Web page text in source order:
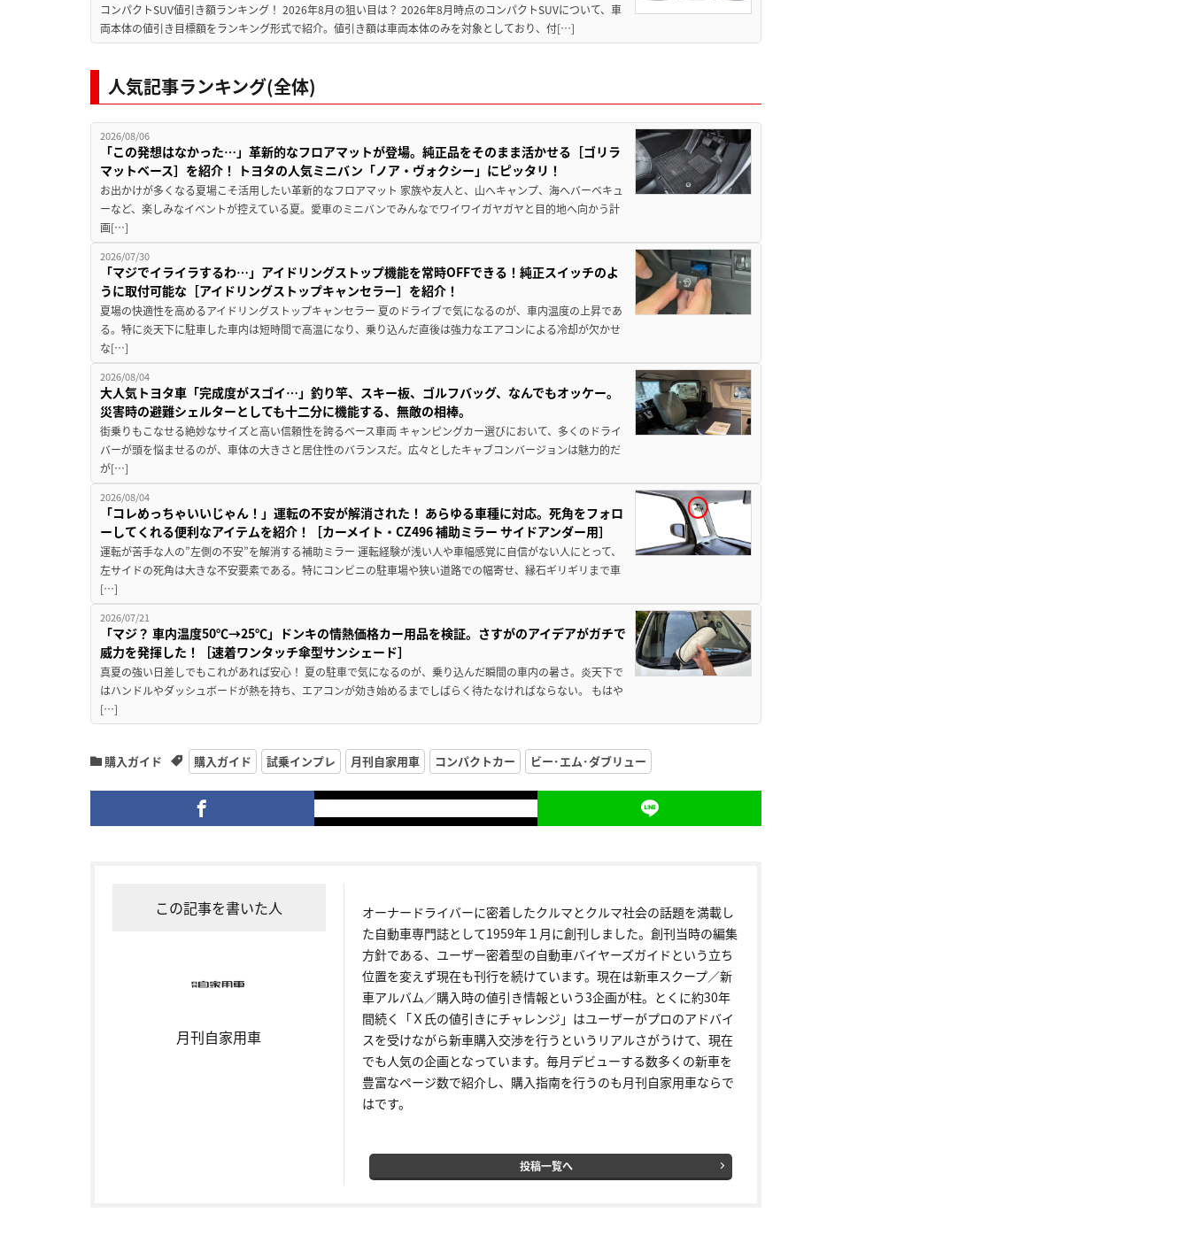
コンパクトSUV値引き額ランキング！ 2026年8月の狙い目は？ 2026年8月時点のコンパクトSUVについて、車
両本体の値引き目標額をランキング形式で紹介。値引き額は車両本体のみを対象としており、付[…]
人気記事ランキング(全体)
2026/08/06
「この発想はなかった…」革新的なフロアマットが登場。純正品をそのまま活かせる［ゴリラ
マットベース］を紹介！ トヨタの人気ミニバン「ノア・ヴォクシー」にピッタリ！
お出かけが多くなる夏場こそ活用したい革新的なフロアマット 家族や友人と、山へキャンプ、海へバーベキュ
ーなど、楽しみなイベントが控えている夏。愛車のミニバンでみんなでワイワイガヤガヤと目的地へ向かう計
画[…]
2026/07/30
「マジでイライラするわ…」アイドリングストップ機能を常時OFFできる！純正スイッチのよ
うに取付可能な［アイドリングストップキャンセラー］を紹介！
夏場の快適性を高めるアイドリングストップキャンセラー 夏のドライブで気になるのが、車内温度の上昇であ
る。特に炎天下に駐車した車内は短時間で高温になり、乗り込んだ直後は強力なエアコンによる冷却が欠かせ
な[…]
2026/08/04
大人気トヨタ車「完成度がスゴイ…」釣り竿、スキー板、ゴルフバッグ、なんでもオッケー。
災害時の避難シェルターとしても十二分に機能する、無敵の相棒。
街乗りもこなせる絶妙なサイズと高い信頼性を誇るベース車両 キャンピングカー選びにおいて、多くのドライ
バーが頭を悩ませるのが、車体の大きさと居住性のバランスだ。広々としたキャブコンバージョンは魅力的だ
が[…]
2026/08/04
「コレめっちゃいいじゃん！」運転の不安が解消された！ あらゆる車種に対応。死角をフォロ
ーしてくれる便利なアイテムを紹介！［カーメイト・CZ496 補助ミラー サイドアンダー用］
運転が苦手な人の”左側の不安”を解消する補助ミラー 運転経験が浅い人や車幅感覚に自信がない人にとって、
左サイドの死角は大きな不安要素である。特にコンビニの駐車場や狭い道路での幅寄せ、縁石ギリギリまで車
[…]
2026/07/21
「マジ？ 車内温度50℃→25℃」ドンキの情熱価格カー用品を検証。さすがのアイデアがガチで
威力を発揮した！［速着ワンタッチ傘型サンシェード］
真夏の強い日差しでもこれがあれば安心！ 夏の駐車で気になるのが、乗り込んだ瞬間の車内の暑さ。炎天下で
はハンドルやダッシュボードが熱を持ち、エアコンが効き始めるまでしばらく待たなければならない。 もはや
[…]
購入ガイド 購入ガイド 試乗インプレ 月刊自家用車 コンパクトカー ビー･エム･ダブリュー
この記事を書いた人
月刊自家用車
オーナードライバーに密着したクルマとクルマ社会の話題を満載し
た自動車専門誌として1959年１月に創刊しました。創刊当時の編集
方針である、ユーザー密着型の自動車バイヤーズガイドという立ち
位置を変えず現在も刊行を続けています。現在は新車スクープ／新
車アルバム／購入時の値引き情報という3企画が柱。とくに約30年
間続く「Ｘ氏の値引きにチャレンジ」はユーザーがプロのアドバイ
スを受けながら新車購入交渉を行うというリアルさがうけて、現在
でも人気の企画となっています。毎月デビューする数多くの新車を
豊富なページ数で紹介し、購入指南を行うのも月刊自家用車ならで
はです。
投稿一覧へ